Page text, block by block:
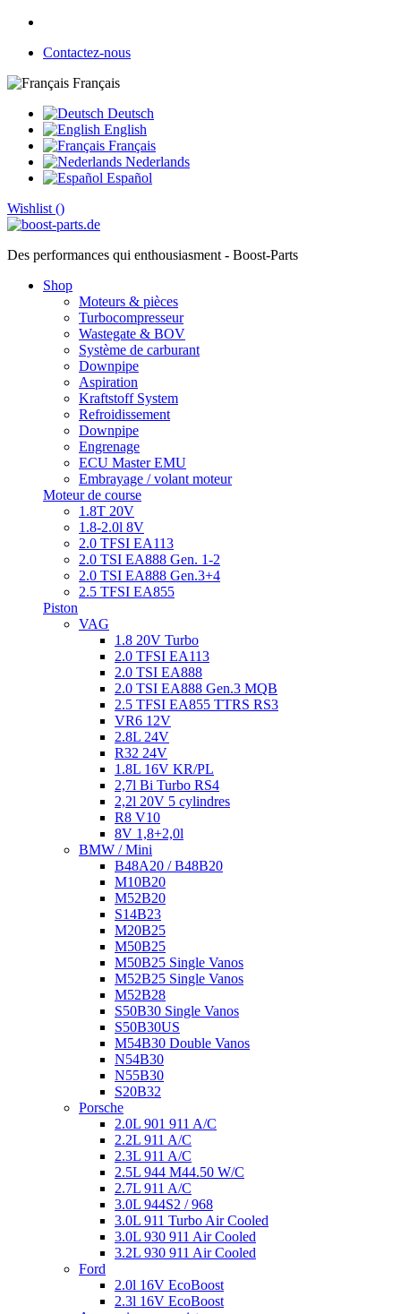
Contactez-nous
Français
Deutsch
English
Français
Nederlands
Español
Wishlist ()
Des performances qui enthousiasment - Boost-Parts
Shop
Moteurs & pièces
Turbocompresseur
Wastegate & BOV
Système de carburant
Downpipe
Aspiration
Kraftstoff System
Refroidissement
Downpipe
Engrenage
ECU Master EMU
Embrayage / volant moteur
Moteur de course
1.8T 20V
1.8-2.0l 8V
2.0 TFSI EA113
2.0 TSI EA888 Gen. 1-2
2.0 TSI EA888 Gen.3+4
2.5 TFSI EA855
Piston
VAG
1.8 20V Turbo
2.0 TFSI EA113
2.0 TSI EA888
2.0 TSI EA888 Gen.3 MQB
2.5 TFSI EA855 TTRS RS3
VR6 12V
2.8L 24V
R32 24V
1.8L 16V KR/PL
2,7l Bi Turbo RS4
2,2l 20V 5 cylindres
R8 V10
8V 1,8+2,0l
BMW / Mini
B48A20 / B48B20
M10B20
M52B20
S14B23
M20B25
M50B25
M50B25 Single Vanos
M52B25 Single Vanos
M52B28
S50B30 Single Vanos
S50B30US
M54B30 Double Vanos
N54B30
N55B30
S20B32
Porsche
2.0L 901 911 A/C
2.2L 911 A/C
2.3L 911 A/C
2.5L 944 M44.50 W/C
2.7L 911 A/C
3.0L 944S2 / 968
3.0L 911 Turbo Air Cooled
3.0L 930 911 Air Cooled
3.2L 930 911 Air Cooled
Ford
2.0l 16V EcoBoost
2.3l 16V EcoBoost